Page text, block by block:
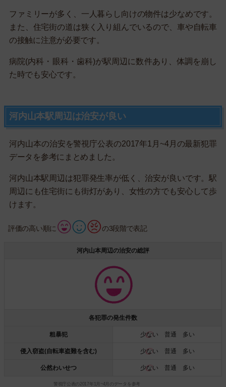
ファミリーが多く、一人暮らし向けの物件は少なめです。
また、住宅街の道は狭く入り組んでいるので、車や自転車
の接触に注意が必要です。
病院(内科・眼科・歯科)が駅周辺に数件あり、体調を崩し
た時でも安心です。
河内山本駅周辺は治安が良い
河内山本の治安を警視庁公表の2017年1月~4月の最新犯罪
データを参考にまとめました。
河内山本駅周辺は犯罪発生率が低く、治安が良いです。駅
周辺にも住宅街にも街灯があり、女性の方でも安心して歩
けます。
評価の高い順に の3段階で表記
河内山本周辺の治安の総評
各犯罪の発生件数
粗暴犯 少ない 普通 多い
侵入窃盗(自転車盗難を含む) 少ない 普通 多い
公然わいせつ 少ない 普通 多い
警視庁公表の2017年1月~4月のデータを参考